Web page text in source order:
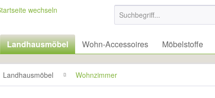
Landhausmöbel Wohn-Accessoires Möbelstoffe
Landhausmöbel Wohnzimmer